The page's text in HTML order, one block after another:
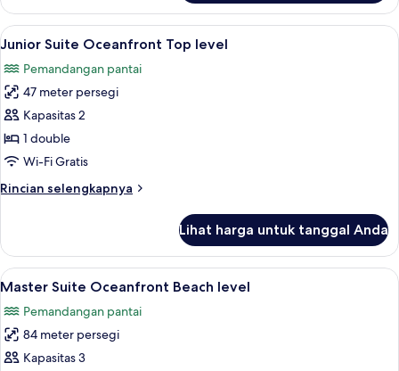
Junior
Suite
Oceanfront
level
Lihat
semua
foto
untuk
Junior
Suite
Oceanfront
level
Junior Suite Oceanfront Top level |
10
Junior Suite Oceanfront Top level
Pemandangan pantai
47 meter persegi
Kapasitas 2
1 double
Wi-Fi Gratis
Rincian selengkapnya
Rincian
Junior
Suite
Oceanfront
level
Lihat harga untuk tanggal Anda
Lihat
semua
foto
untuk
Master
Master Suite Oceanfront Beach level
10
Master Suite Oceanfront Beach level
Pemandangan pantai
84 meter persegi
Kapasitas 3